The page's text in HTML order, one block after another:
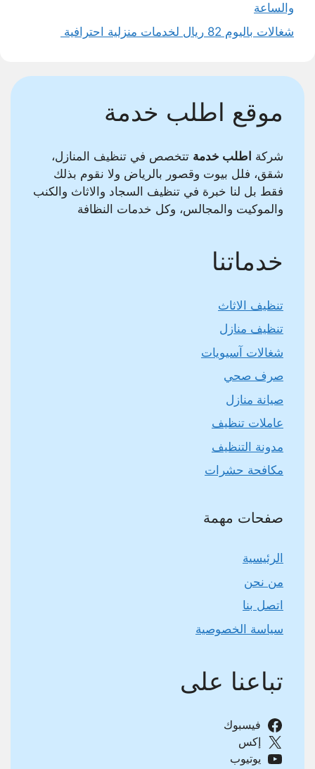
والساعة
شغالات باليوم 82 ريال لخدمات منزلية احترافية
موقع اطلب خدمة
شركة اطلب خدمة تتخصص في تنظيف المنازل،
شقق، فلل بيوت وقصور بالرياض ولا نقوم بذلك
فقط بل لنا خبرة في تنظيف السجاد والاثاث والكنب
والموكيت والمجالس، وكل خدمات النظافة
خدماتنا
تنظيف الاثاث
تنظيف منازل
شغالات آسيويات
صرف صحي
صيانة منازل
عاملات تنظيف
مدونة التنظيف
مكافحة حشرات
صفحات مهمة
الرئيسية
من نحن
اتصل بنا
سياسة الخصوصية
تباعنا على
فيسبوك
إكس
يوتيوب